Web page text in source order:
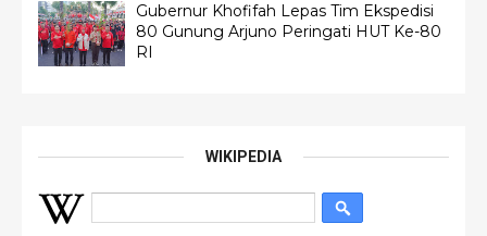
Gubernur Khofifah Lepas Tim Ekspedisi
80 Gunung Arjuno Peringati HUT Ke-80
RI
WIKIPEDIA